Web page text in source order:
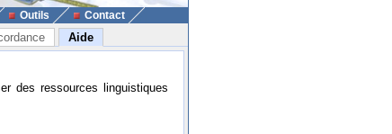
Outils Contact
Aide
des ressources linguistiques